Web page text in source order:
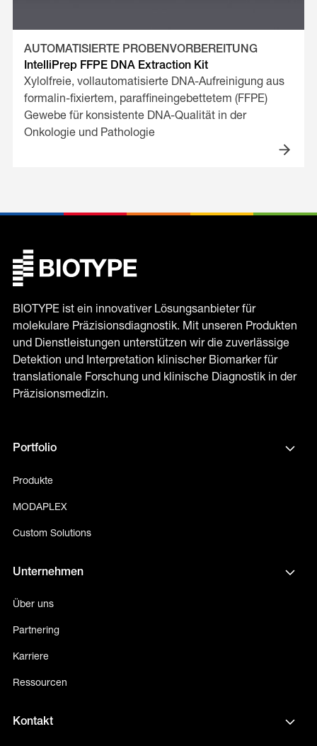
AUTOMATISIERTE PROBENVORBEREITUNG
IntelliPrep FFPE DNA Extraction Kit
Xylolfreie, vollautomatisierte DNA-Aufreinigung aus
formalin-fixiertem, paraffineingebettetem (FFPE)
Gewebe für konsistente DNA-Qualität in der
Onkologie und Pathologie
BIOTYPE ist ein innovativer Lösungsanbieter für
molekulare Präzisionsdiagnostik. Mit unseren Produkten
und Dienstleistungen unterstützen wir die zuverlässige
Detektion und Interpretation klinischer Biomarker für
translationale Forschung und klinische Diagnostik in der
Präzisionsmedizin.
Portfolio
Produkte
MODAPLEX
Custom Solutions
Unternehmen
Über uns
Partnering
Karriere
Ressourcen
Kontakt